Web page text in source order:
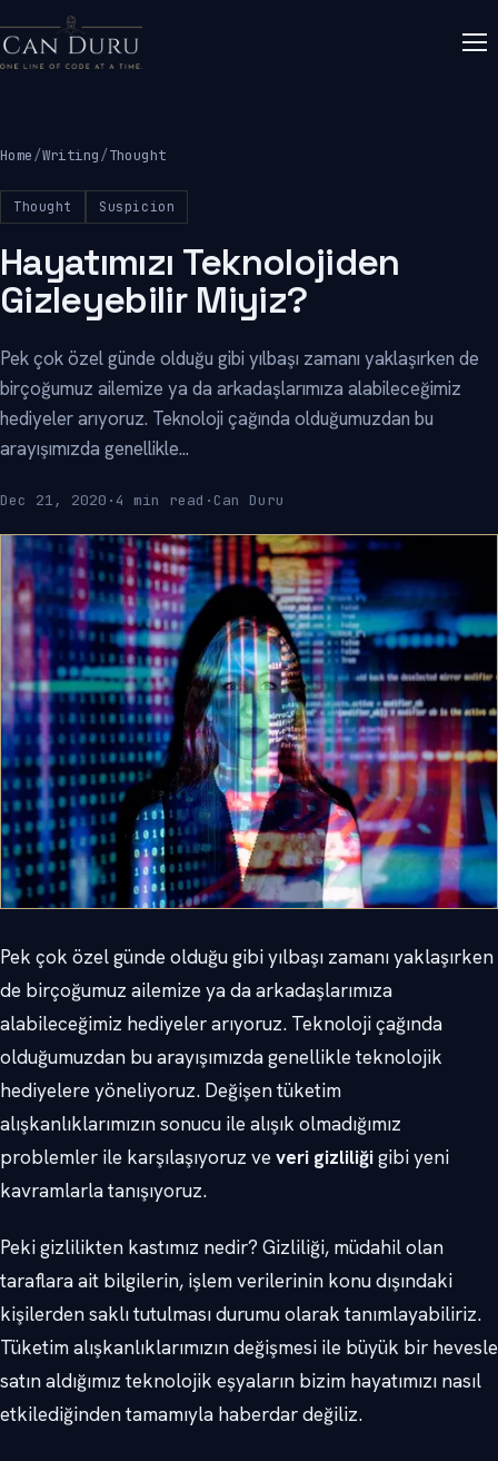
Home/Writing/Thought
Thought Suspicion
Hayatımızı Teknolojiden
Gizleyebilir Miyiz?
Pek çok özel günde olduğu gibi yılbaşı zamanı yaklaşırken de
birçoğumuz ailemize ya da arkadaşlarımıza alabileceğimiz
hediyeler arıyoruz. Teknoloji çağında olduğumuzdan bu
arayışımızda genellikle...
Dec 21, 2020 · 4 min read · Can Duru
Pek çok özel günde olduğu gibi yılbaşı zamanı yaklaşırken
de birçoğumuz ailemize ya da arkadaşlarımıza
alabileceğimiz hediyeler arıyoruz. Teknoloji çağında
olduğumuzdan bu arayışımızda genellikle teknolojik
hediyelere yöneliyoruz. Değişen tüketim
alışkanlıklarımızın sonucu ile alışık olmadığımız
problemler ile karşılaşıyoruz veveri gizliliğigibi yeni
kavramlarla tanışıyoruz.
Peki gizlilikten kastımız nedir? Gizliliği, müdahil olan
taraflara ait bilgilerin, işlem verilerinin konu dışındaki
kişilerden saklı tutulması durumu olarak tanımlayabiliriz.
Tüketim alışkanlıklarımızın değişmesi ile büyük bir hevesle
satın aldığımız teknolojik eşyaların bizim hayatımızı nasıl
etkilediğinden tamamıyla haberdar değiliz.